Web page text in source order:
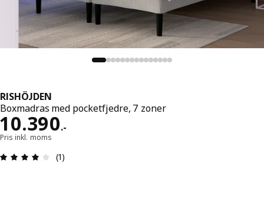
RISHÖJDEN
Boxmadras med pocketfjedre, 7 zoner
10.390.-
Pris 10390.-
Pris inkl. moms
Anmeldelse: 4 Ud af 5 Stjerner. Anmeldelser i
(1)